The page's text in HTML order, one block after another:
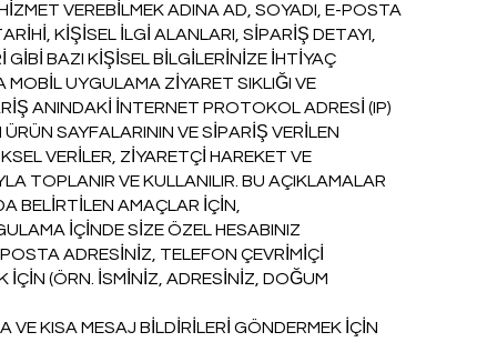
VEREBİLMEK ADINA AD, SOYADI, E-POSTA
KİŞİSEL İLGİ ALANLARI, SİPARİŞ DETAYI,
BAZI KİŞİSEL BİLGİLERİNİZE İHTİYAÇ
MOBİL UYGULAMA ZİYARET SIKLIĞI VE
ANINDAKİ İNTERNET PROTOKOL ADRESİ (IP)
SAYFALARININ VE SİPARİŞ VERİLEN
VERİLER, ZİYARETÇİ HAREKET VE
TOPLANIR VE KULLANILIR. BU AÇIKLAMALAR
BELİRTİLEN AMAÇLAR İÇİN,
İÇİNDE SİZE ÖZEL HESABINIZ
ADRESİNİZ, TELEFON ÇEVRİMİÇİ
İÇİN (ÖRN. İSMİNİZ, ADRESİNİZ, DOĞUM
KISA MESAJ BİLDİRİLERİ GÖNDERMEK İÇİN